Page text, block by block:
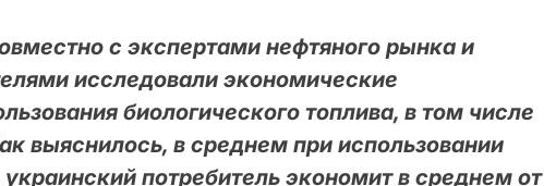
с экспертами нефтяного рынка и
исследовали экономические
биологического топлива, в том числе
выяснилось, в среднем при использовании
украинский потребитель экономит в среднем от